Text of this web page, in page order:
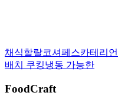
상세 보기
채식할랄코셔페스카테리언
배치 쿠킹냉동 가능한
FoodCraft